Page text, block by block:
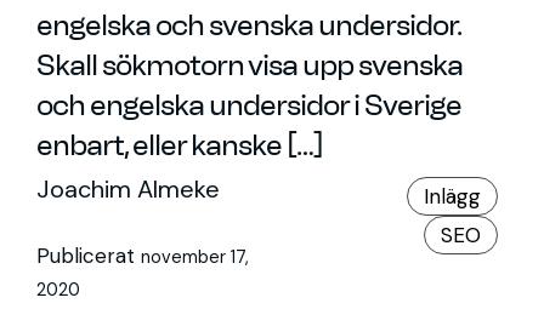
engelska och svenska undersidor.
Skall sökmotorn visa upp svenska
och engelska undersidor i Sverige
enbart, eller kanske […]
Joachim Almeke
Publicerat november 17,
2020
Inlägg
SEO